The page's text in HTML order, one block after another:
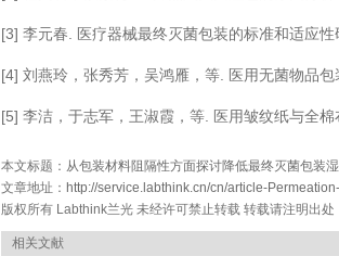
[3] 李元春. 医疗器械最终灭菌包装的标准和适应
[4] 刘燕玲，张秀芳，吴鸿雁，等. 医用无菌物品
[5] 李洁，于志军，王淑霞，等. 医用皱纹纸与全
本文标题： 从包装材料阻隔性方面探讨降低最终灭菌包装
文章地址： http://service.labthink.cn/cn/article-
版权所有 Labthink兰光 未经许可禁止转载 转载请注明出处
相关文献